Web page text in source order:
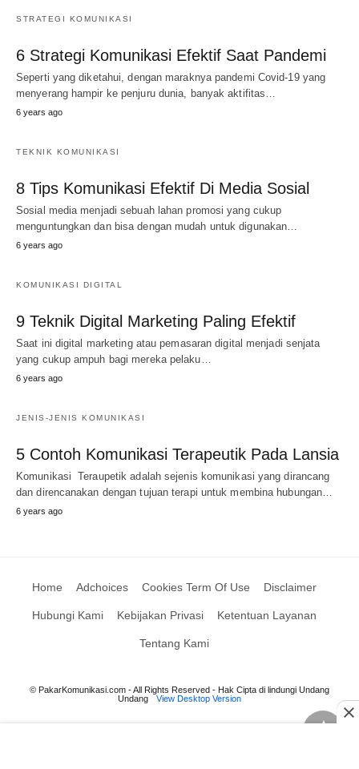
STRATEGI KOMUNIKASI
6 Strategi Komunikasi Efektif Saat Pandemi
Seperti yang diketahui, dengan maraknya pandemi Covid-19 yang
menyerang hampir ke penjuru dunia, banyak aktifitas…
6 years ago
TEKNIK KOMUNIKASI
8 Tips Komunikasi Efektif Di Media Sosial
Sosial media menjadi sebuah lahan promosi yang cukup
menguntungkan dan bisa dengan mudah untuk digunakan…
6 years ago
KOMUNIKASI DIGITAL
9 Teknik Digital Marketing Paling Efektif
Saat ini digital marketing atau pemasaran digital menjadi senjata
yang cukup ampuh bagi mereka pelaku…
6 years ago
JENIS-JENIS KOMUNIKASI
5 Contoh Komunikasi Terapeutik Pada Lansia
Komunikasi Teraupetik adalah sejenis komunikasi yang dirancang
dan direncanakan dengan tujuan terapi untuk membina hubungan…
6 years ago
Home Adchoices Cookies Term Of Use Disclaimer
Hubungi Kami Kebijakan Privasi Ketentuan Layanan
Tentang Kami
© PakarKomunikasi.com - All Rights Reserved - Hak Cipta di lindungi Undang
Undang
View Desktop Version